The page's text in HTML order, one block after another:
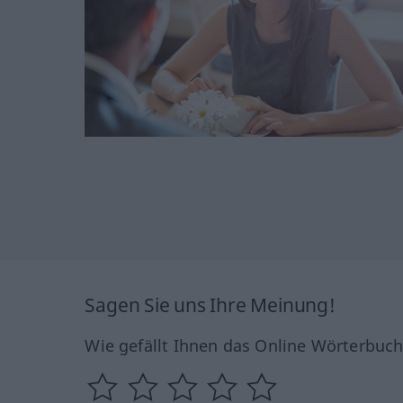
Sagen Sie uns Ihre Meinung!
Wie gefällt Ihnen das Online